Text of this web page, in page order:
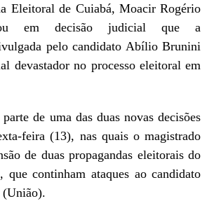
Eleitoral de Cuiabá, Moacir Rogério
em decisão judicial que a
pelo candidato Abílio Brunini
devastador no processo eleitoral em
de uma das duas novas decisões
feira (13), nas quais o magistrado
de duas propagandas eleitorais do
que continham ataques ao candidato
(União).